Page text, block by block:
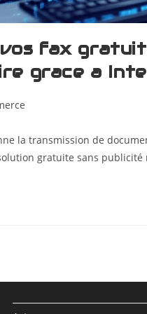
vos fax
grace a
la transmission de
gratuite sans publicité